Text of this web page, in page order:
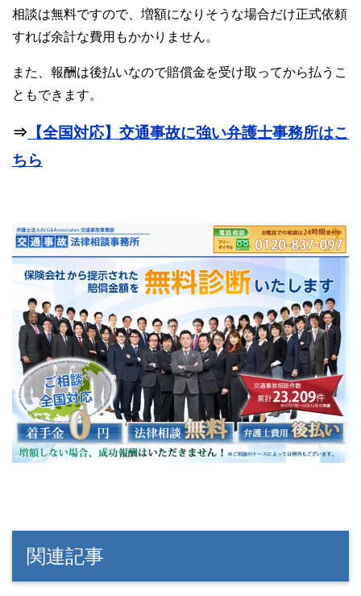
相談は無料ですので、増額になりそうな場合だけ正式依頼
すれば余計な費用もかかりません。
また、報酬は後払いなので賠償金を受け取ってから払うこ
ともできます。
⇒ 【全国対応】交通事故に強い弁護士事務所はこ
ちら
関連記事